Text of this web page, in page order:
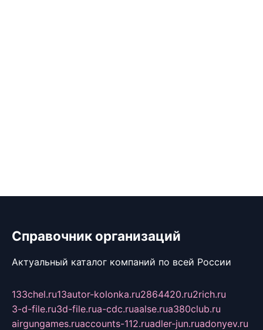
Справочник организаций
Актуальный каталог компаний по всей России
133chel.ru13autor-kolonka.ru2864420.ru2rich.ru
3-d-file.ru3d-file.rua-cdc.ruaalse.rua380club.ru
airgungames.ruaccounts-112.ruadler-jun.ruadonyev.ru